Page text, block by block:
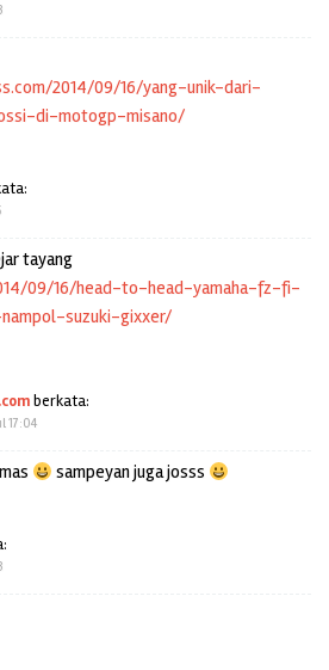
2014/09/16/yang-unik-dari-
di-motogp-misano/
tayang
09/16/head-to-head-yamaha-fz-fi-
suzuki-gixxer/
berkata:
17:04
sampeyan juga josss